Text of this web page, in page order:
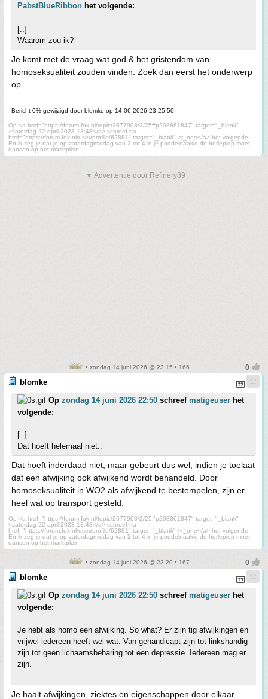
PabstBlueRibbon het volgende:
[..]
Waarom zou ik?
Je komt met de vraag wat god & het gristendom van
homoseksualiteit zouden vinden. Zoek dan eerst het onderwerp
op.
Bericht 0% gewijzigd door blomke op 14-06-2026 23:25:50
Op <a href="https://forum.fok.nl/topic/2677908/2/25#p208861847" target="_blank"
>zaterdag 22 april 2023 13:43</a> schreef <a
href="https://forum.fok.nl/user/profile/62881" target="_blank" >r_one</a> het volgende:
En ik zeg je dat je op zaterdagmiddag van 2 tot 4 in je poedelnaakie de horlepiep moet
dansen op het marktplein.
▼ Advertentie door Refinery89
• zondag 14 juni 2026 @ 23:15 • 166
blomke
Op zondag 14 juni 2026 22:50 schreef matigeuser het
volgende:
[..]
Dat hoeft helemaal niet..
Dat hoeft inderdaad niet, maar gebeurt dus wel, indien je toelaat
dat een afwijking ook afwijkend wordt behandeld. Door
homoseksualiteit in WO2 als afwijkend te bestempelen, zijn er
heel wat op transport gesteld.
Op <a href="https://forum.fok.nl/topic/2677908/2/25#p208861847" target="_blank"
>zaterdag 22 april 2023 13:43</a> schreef <a
href="https://forum.fok.nl/user/profile/62881" target="_blank" >r_one</a> het volgende:
En ik zeg je dat je op zaterdagmiddag van 2 tot 4 in je poedelnaakie de horlepiep moet
dansen op het marktplein.
• zondag 14 juni 2026 @ 23:20 • 167
blomke
Op zondag 14 juni 2026 22:50 schreef matigeuser het
volgende:
Je hebt als homo een afwijking. So what? Er zijn tig afwijkingen en
vrijwel iedereen heeft wel wat. Van gehandicapt zijn tot linkshandig
zijn tot geen lichaamsbeharing tot een depressie. Iedereen mag er
zijn.
Je haalt afwijkingen, ziektes en eigenschappen door elkaar.